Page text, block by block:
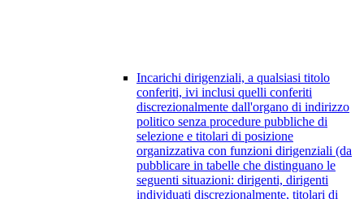
Incarichi dirigenziali, a qualsiasi titolo
conferiti, ivi inclusi quelli conferiti
discrezionalmente dall'organo di indirizzo
politico senza procedure pubbliche di
selezione e titolari di posizione
organizzativa con funzioni dirigenziali (da
pubblicare in tabelle che distinguano le
seguenti situazioni: dirigenti, dirigenti
individuati discrezionalmente, titolari di